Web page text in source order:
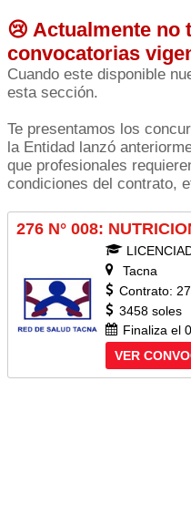
😢 Actualmente no
convocatorias
Cuando este disponible
esta sección.
Te presentamos los
la Entidad lanzó
que profesionales
condiciones del contrato,
276 N° 008:
Tacna
Contrato:
3458 soles
Finaliza el
VER